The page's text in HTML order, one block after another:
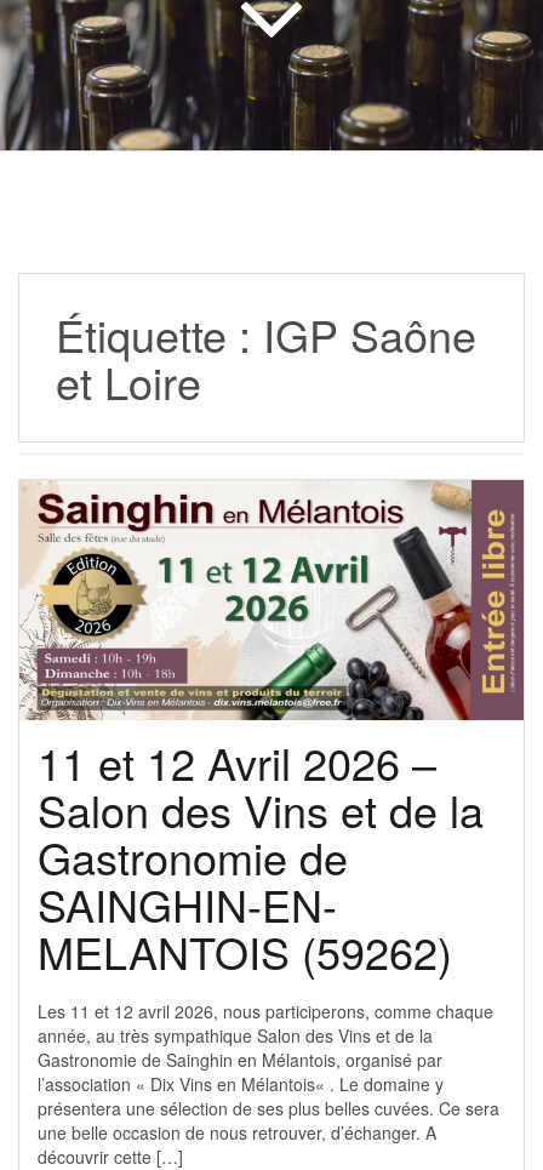
Étiquette : IGP Saône
et Loire
11 et 12 Avril 2026 –
Salon des Vins et de la
Gastronomie de
SAINGHIN-EN-
MELANTOIS (59262)
Les 11 et 12 avril 2026, nous participerons, comme chaque
année, au très sympathique Salon des Vins et de la
Gastronomie de Sainghin en Mélantois, organisé par
l’association « Dix Vins en Mélantois« . Le domaine y
présentera une sélection de ses plus belles cuvées. Ce sera
une belle occasion de nous retrouver, d’échanger. A
découvrir cette […]